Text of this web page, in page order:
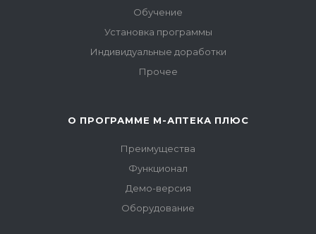
Обучение
Установка программы
Индивидуальные доработки
Прочее
О ПРОГРАММЕ М-АПТЕКА ПЛЮС
Преимущества
Функционал
Демо-версия
Оборудование